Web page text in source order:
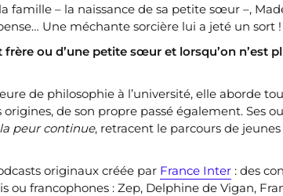
famille – la naissance de sa petite sœur –,
Une méchante sorcière lui a jeté un sort !
ou d’une petite sœur et lorsqu’on n’est
de philosophie à l’université, elle aborde
de son propre passé également. Ses
peur continue, retracent le parcours de
originaux créée par France Inter : des
ou francophones : Zep, Delphine de Vigan,